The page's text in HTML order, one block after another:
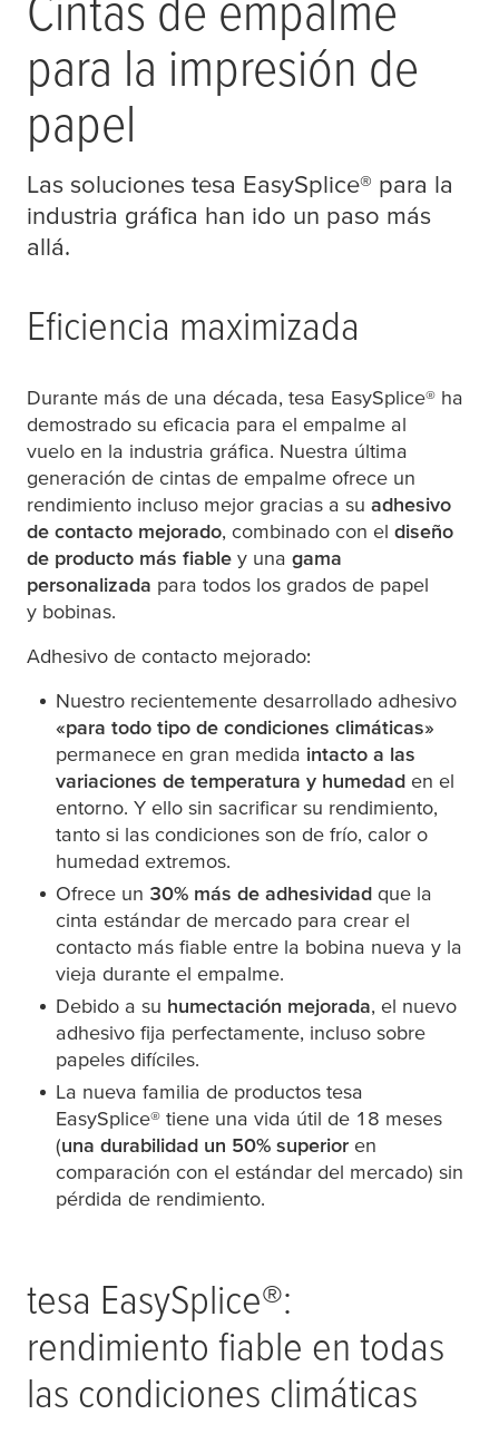
para la impresión de
papel
Las soluciones tesa EasySplice® para la
industria gráfica han ido un paso más
allá.
Eficiencia maximizada
Durante más de una década, tesa EasySplice® ha
demostrado su eficacia para el empalme al
vuelo en la industria gráfica. Nuestra última
generación de cintas de empalme ofrece un
rendimiento incluso mejor gracias a su adhesivo
de contacto mejorado, combinado con el diseño
de producto más fiable y una gama
personalizada para todos los grados de papel
y bobinas.
Adhesivo de contacto mejorado:
Nuestro recientemente desarrollado adhesivo
«para todo tipo de condiciones climáticas»
permanece en gran medida intacto a las
variaciones de temperatura y humedad en el
entorno. Y ello sin sacrificar su rendimiento,
tanto si las condiciones son de frío, calor o
humedad extremos.
Ofrece un 30% más de adhesividad que la
cinta estándar de mercado para crear el
contacto más fiable entre la bobina nueva y la
vieja durante el empalme.
Debido a su humectación mejorada, el nuevo
adhesivo fija perfectamente, incluso sobre
papeles difíciles.
La nueva familia de productos tesa
EasySplice® tiene una vida útil de 18 meses
(una durabilidad un 50% superior en
comparación con el estándar del mercado) sin
pérdida de rendimiento.
tesa EasySplice®:
rendimiento fiable en todas
las condiciones climáticas